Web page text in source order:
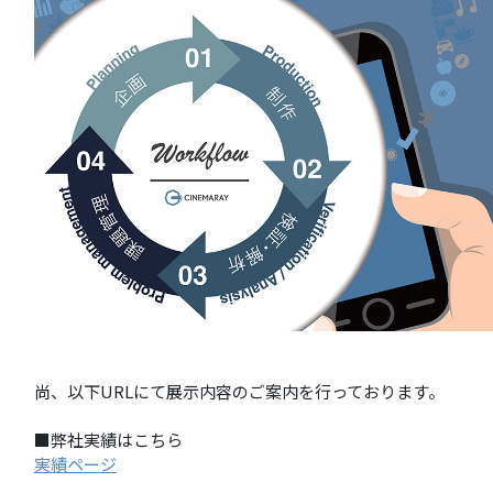
尚、以下URLにて展示内容のご案内を行っております。
■弊社実績はこちら
実績ページ